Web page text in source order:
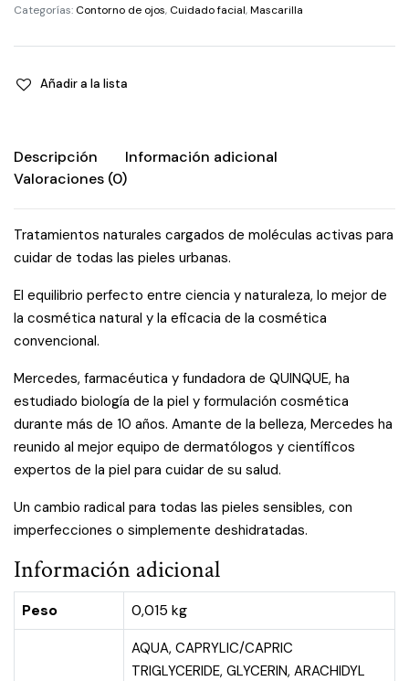
Categorías: Contorno de ojos, Cuidado facial,Mascarilla
Añadir a la lista
Descripción
Información adicional
Valoraciones (0)
Tratamientos naturales cargados de moléculas activas para
cuidar de todas las pieles urbanas.
El equilibrio perfecto entre ciencia y naturaleza, lo mejor de
la cosmética natural y la eficacia de la cosmética
convencional.
Mercedes, farmacéutica y fundadora de QUINQUE, ha
estudiado biología de la piel y formulación cosmética
durante más de 10 años. Amante de la belleza, Mercedes ha
reunido al mejor equipo de dermatólogos y científicos
expertos de la piel para cuidar de su salud.
Un cambio radical para todas las pieles sensibles, con
imperfecciones o simplemente deshidratadas.
Información adicional
Peso 0,015 kg
AQUA, CAPRYLIC/CAPRIC
TRIGLYCERIDE, GLYCERIN, ARACHIDYL